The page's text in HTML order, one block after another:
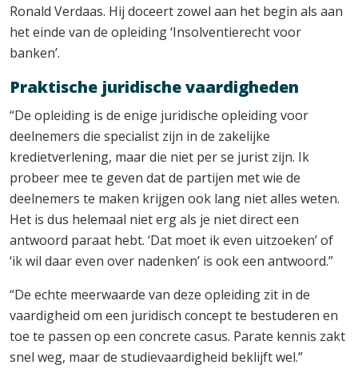
Ronald Verdaas. Hij doceert zowel aan het begin als aan
het einde van de opleiding ‘Insolventierecht voor
banken’.
Praktische juridische vaardigheden
“De opleiding is de enige juridische opleiding voor
deelnemers die specialist zijn in de zakelijke
kredietverlening, maar die niet per se jurist zijn. Ik
probeer mee te geven dat de partijen met wie de
deelnemers te maken krijgen ook lang niet alles weten.
Het is dus helemaal niet erg als je niet direct een
antwoord paraat hebt. ‘Dat moet ik even uitzoeken’ of
‘ik wil daar even over nadenken’ is ook een antwoord.”
“De echte meerwaarde van deze opleiding zit in de
vaardigheid om een juridisch concept te bestuderen en
toe te passen op een concrete casus. Parate kennis zakt
snel weg, maar de studievaardigheid beklijft wel.”